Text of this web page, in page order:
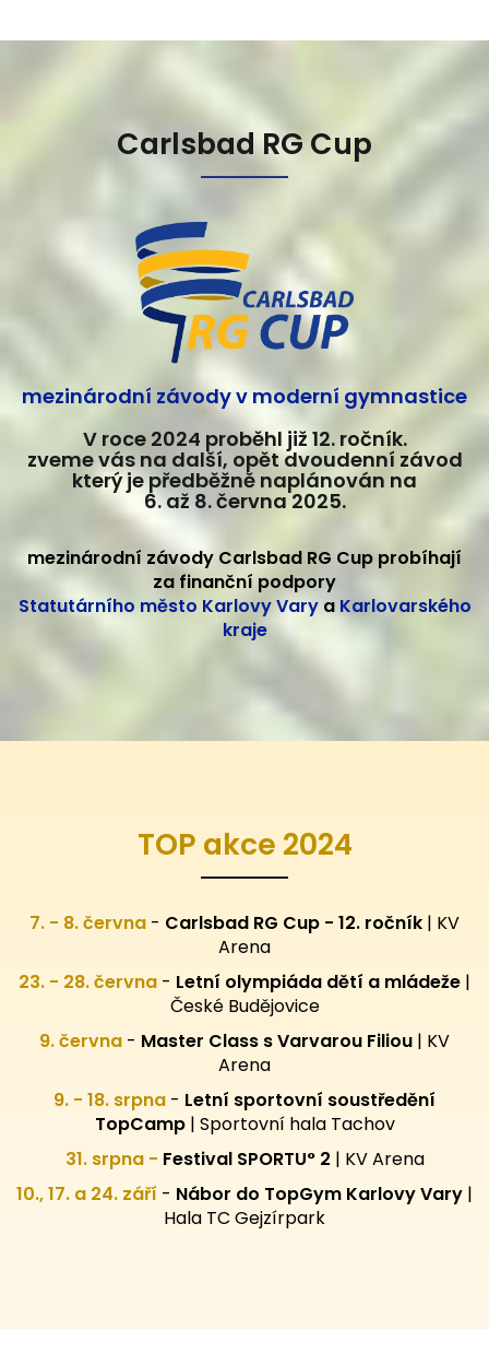
Carlsbad RG Cup
mezinárodní závody v moderní gymnastice
V roce 2024 proběhl již 12. ročník.
zveme vás na další, opět dvoudenní závod
který je předběžně naplánován na
6. až 8. června 2025.
mezinárodní závody Carlsbad RG Cup probíhají
za finanční podpory
Statutárního město Karlovy Varya Karlovarského
kraje
TOP akce 2024
7. - 8. června - Carlsbad RG Cup - 12. ročník | KV
Arena
23. - 28. června - Letní olympiáda dětí a mládeže |
České Budějovice
9. června - Master Class s Varvarou Filiou | KV
Arena
9. - 18. srpna - Letní sportovní soustředění
TopCamp| Sportovní hala Tachov
31. srpna - Festival SPORTU° 2 | KV Arena
10., 17. a 24. září - Nábor do TopGym Karlovy Vary |
Hala TC Gejzírpark